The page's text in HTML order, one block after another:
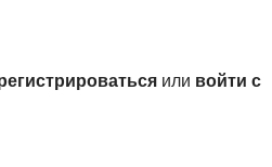
или войти с